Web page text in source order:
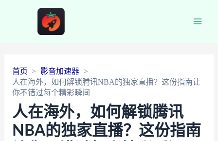
首页
影音加速器
人在海外，如何解锁腾讯NBA的独家直播？这份指南让
你不错过每个精彩瞬间
人在海外，如何解锁腾讯
NBA的独家直播？这份指南